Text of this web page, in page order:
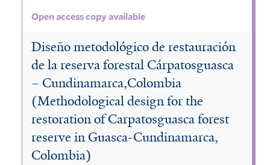
Open access copy available
Diseño metodológico de restauración
de la reserva forestal Cárpatosguasca
– Cundinamarca,Colombia
(Methodological design for the
restoration of Carpatosguasca forest
reserve in Guasca-Cundinamarca,
Colombia)